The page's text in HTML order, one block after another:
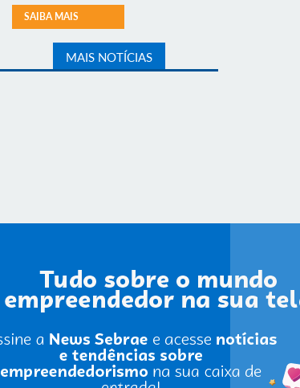
SAIBA MAIS
MAIS NOTÍCIAS